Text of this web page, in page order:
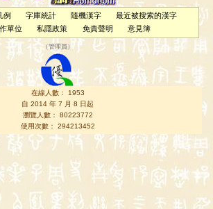
例 字庫統計 隨機漢字
最近被搜索的漢字
單位 私隱政策 免責聲明 意見簿
（管理員 ）
在線人數： 1953
自 2014 年 7 月 8 日起
瀏覽人數： 80223772
使用次數： 294213452